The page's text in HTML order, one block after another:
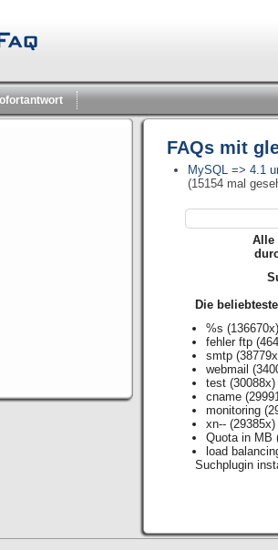
FAQs mit
MySQL => 4.1
(15154 mal
Alle
Die
%s
fehler ftp
smtp
webmail
test (30088x)
cname
monitoring
xn-- (29385x)
Quota in MB
load
Suchplugin